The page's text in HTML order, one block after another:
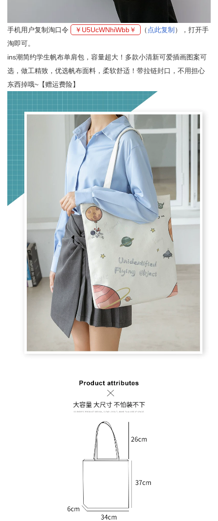
手机用户复制淘口令 ￥U5UcWNhiWbb￥ （ 点此复制 ），打开手
淘即可。
ins潮简约学生帆布单肩包，容量超大！多款小清新可爱插画图案可
选，做工精致，优选帆布面料，柔软舒适！带拉链封口，不用担心
东西掉哦~【赠运费险】